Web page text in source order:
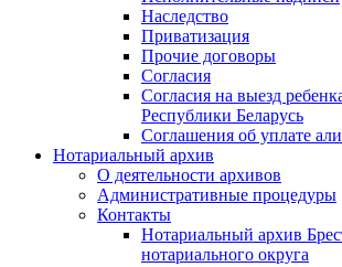
Наследство
Приватизация
Прочие договоры
Согласия
Согласия на выезд
Республики Беларусь
Соглашения об уплате
Нотариальный архив
О деятельности архивов
Административные процедуры
Контакты
Нотариальный архив
нотариального округа